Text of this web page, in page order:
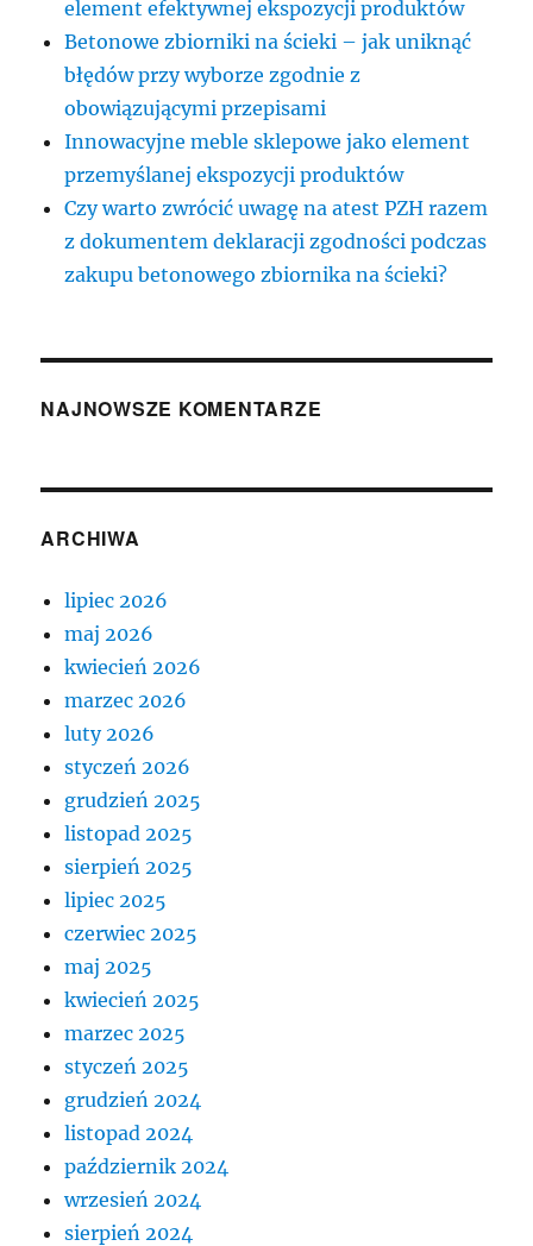
element efektywnej ekspozycji produktów
Betonowe zbiorniki na ścieki – jak uniknąć
błędów przy wyborze zgodnie z
obowiązującymi przepisami
Innowacyjne meble sklepowe jako element
przemyślanej ekspozycji produktów
Czy warto zwrócić uwagę na atest PZH razem
z dokumentem deklaracji zgodności podczas
zakupu betonowego zbiornika na ścieki?
NAJNOWSZE KOMENTARZE
ARCHIWA
lipiec 2026
maj 2026
kwiecień 2026
marzec 2026
luty 2026
styczeń 2026
grudzień 2025
listopad 2025
sierpień 2025
lipiec 2025
czerwiec 2025
maj 2025
kwiecień 2025
marzec 2025
styczeń 2025
grudzień 2024
listopad 2024
październik 2024
wrzesień 2024
sierpień 2024